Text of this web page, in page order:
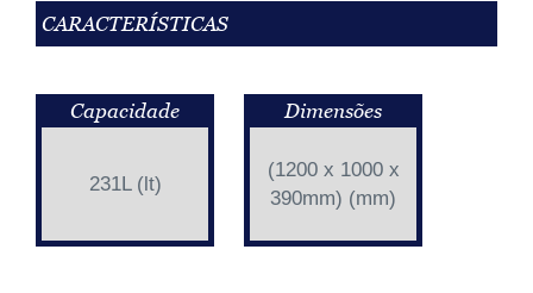
CARACTERÍSTICAS
Capacidade
231L (lt)
Dimensões
(1200 x 1000 x
390mm) (mm)